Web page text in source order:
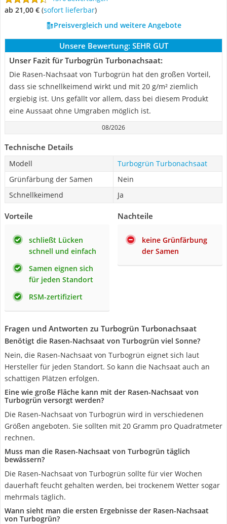
ab 21,00 € ( Sofort lieferbar)
Preisvergleich und weitere Angebote
Unsere Bewertung: SEHR GUT
Unser Fazit für Turbogrün Turbonachsaat:
Die Rasen-Nachsaat von Turbogrün hat den großen Vorteil,
dass sie schnellkeimend wirkt und mit 20 g/m² ziemlich
ergiebig ist. Uns gefällt vor allem, dass bei diesem Produkt
eine Aussaat ohne Umgraben möglich ist.
08/2026
Technische Details
Modell
Turbogrün Turbonachsaat
Grünfärbung der Samen
Nein
Schnellkeimend
Ja
Vorteile
schließt Lücken
schnell und einfach
Samen eignen sich
für jeden Standort
RSM-zertifiziert
Nachteile
keine Grünfärbung
der Samen
Fragen und Antworten zu Turbogrün Turbonachsaat
Benötigt die Rasen-Nachsaat von Turbogrün viel Sonne?
Nein, die Rasen-Nachsaat von Turbogrün eignet sich laut
Hersteller für jeden Standort. So kann die Nachsaat auch an
schattigen Plätzen erfolgen.
Eine wie große Fläche kann mit der Rasen-Nachsaat von
Turbogrün versorgt werden?
Die Rasen-Nachsaat von Turbogrün wird in verschiedenen
Größen angeboten. Sie sollten mit 20 Gramm pro Quadratmeter
rechnen.
Muss man die Rasen-Nachsaat von Turbogrün täglich
bewässern?
Die Rasen-Nachsaat von Turbogrün sollte für vier Wochen
dauerhaft feucht gehalten werden, bei trockenem Wetter sogar
mehrmals täglich.
Wann sieht man die ersten Ergebnisse der Rasen-Nachsaat
von Turbogrün?